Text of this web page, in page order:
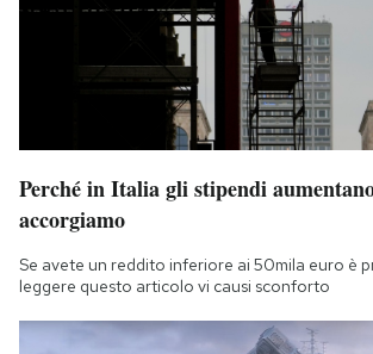
Perché in Italia gli stipendi
accorgiamo
Se avete un reddito inferiore ai 50mila euro è
leggere questo articolo vi causi sconforto